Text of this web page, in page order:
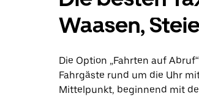
zu
und
auszuwählen.
Drücke
die
Escape-
Waasen,
Die Option „Fahrten auf
Fahrgäste rund um die Uhr
Mittelpunkt, beginnend mit